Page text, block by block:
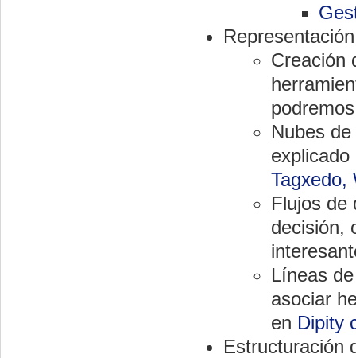
Creación
Nubes
Tagxedo,
Flujos de
decisión,
Líneas
asociar
en Dipity
Estructuración